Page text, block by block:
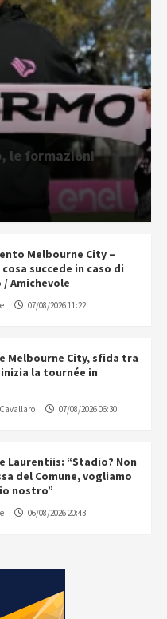
le formazioni
Melbourne City –
succede in caso di
Amichevole
07/08/2026 11:22
Melbourne City, sfida tra
la tournée in
07/08/2026 06:30
Laurentiis: “Stadio? Non
del Comune, vogliamo
nostro”
06/08/2026 20:43